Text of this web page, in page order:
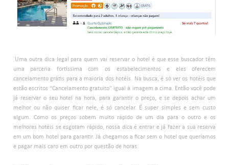
Uma outra dica legal para quem vai reservar o hotel é que esse buscador têm
uma parceria fortíssima com os estabelecimentos e eles oferecem
cancelamento grátis para a maioria dos hotéis. Na busca, é só ver os hotéis que
estão escritos “Cancelamento gratuito” igual à imagem a cima. Então você pode
já reservar o seu hotel na hora, para garantir o preço, e se depois achar um
melhor ou não quiser ficar nele, é só cancelar. É super simples e sem custo
algum. Como os preços sobem muito rápido de um dia para o outro e os
melhores hotéis se esgotam rápido, nossa dica é entrar e já fazer a sua reserva
em um bom hotel para garantir. Já chegamos a ficar sem o hotel que queríamos
e pagar mais caro em outro por questão de horas.